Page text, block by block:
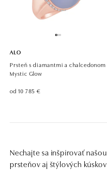
ALO
Prsteň s diamantmi a chalcedonom
Mystic Glow
od 10 785 €
Nechajte sa inšpirovať
prsteňov aj štýlových